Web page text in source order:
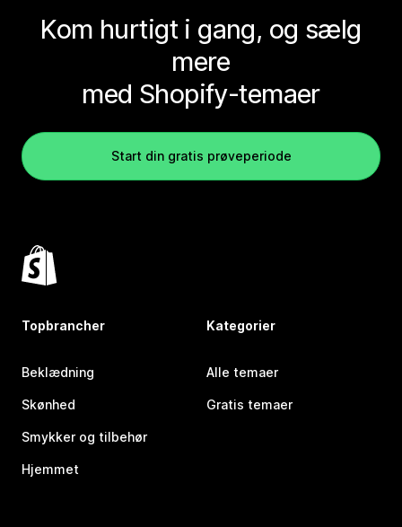
Kom hurtigt i gang, og sælg
mere
med Shopify-temaer
Start din gratis prøveperiode
Topbrancher
Beklædning
Skønhed
Smykker og tilbehør
Hjemmet
Kategorier
Alle temaer
Gratis temaer